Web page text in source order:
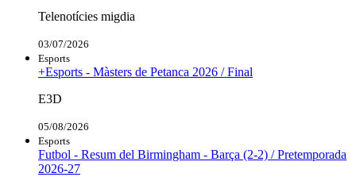
Telenotícies migdia
03/07/2026
Esports
+Esports - Màsters de Petanca 2026 / Final
E3D
05/08/2026
Esports
Futbol - Resum del Birmingham - Barça (2-2) / Pretemporada
2026-27